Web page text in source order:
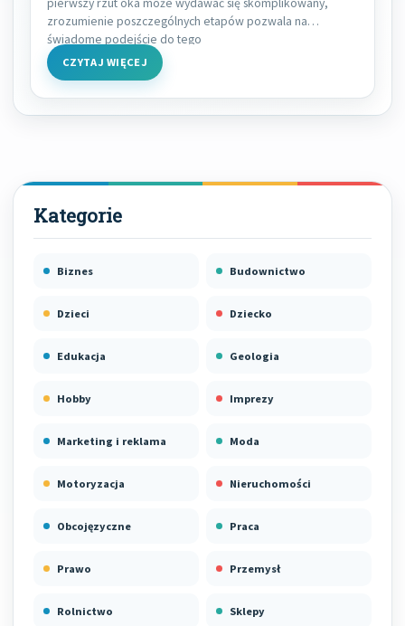
zrozumienie poszczególnych etapów pozwala na
świadome podejście do tego
CZYTAJ WIĘCEJ
Biznes Budownictwo
Dzieci Dziecko
Edukacja Geologia
Hobby Imprezy
Marketing i reklama Moda
Motoryzacja Nieruchomości
Obcojęzyczne Praca
Prawo Przemysł
Rolnictwo Sklepy